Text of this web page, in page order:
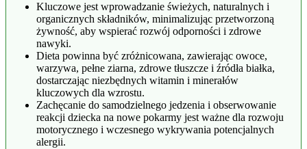
Kluczowe jest wprowadzanie świeżych, naturalnych i
organicznych składników, minimalizując przetworzoną
żywność, aby wspierać rozwój odporności i zdrowe
nawyki.
Dieta powinna być zróżnicowana, zawierając owoce,
warzywa, pełne ziarna, zdrowe tłuszcze i źródła białka,
dostarczając niezbędnych witamin i minerałów
kluczowych dla wzrostu.
Zachęcanie do samodzielnego jedzenia i obserwowanie
reakcji dziecka na nowe pokarmy jest ważne dla rozwoju
motorycznego i wczesnego wykrywania potencjalnych
alergii.